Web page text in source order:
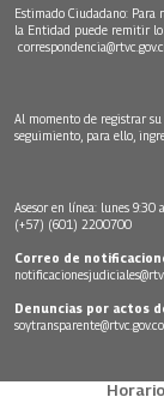
Estimado Ciudadano: Para
la Entidad puede remitir
Al momento de registrar
seguimiento, para ello,
Asesor en línea: lunes 9:30
(+57) (601) 2200700
Correo de
Denuncias por actos
soytransparente@rtvc.gov.co